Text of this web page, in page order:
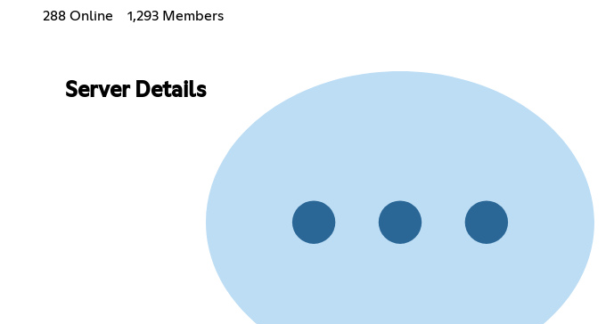
288 Online 1,293 Members
Server Details